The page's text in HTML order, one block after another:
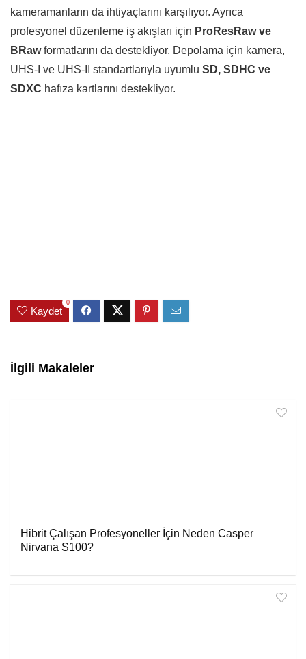
kameramanların da ihtiyaçlarını karşılıyor. Ayrıca
profesyonel düzenleme iş akışları için ProResRaw ve
BRawformatlarını da destekliyor. Depolama için kamera,
UHS-I ve UHS-II standartlarıyla uyumlu SD, SDHC ve
SDXC hafıza kartlarını destekliyor.
Kaydet
0
İlgili Makaleler
Hibrit Çalışan Profesyoneller İçin Neden Casper
Nirvana S100?